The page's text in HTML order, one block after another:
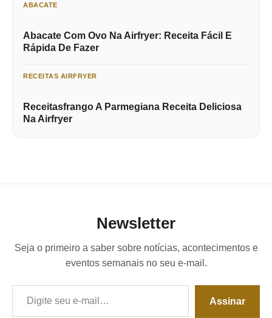
ABACATE
Abacate Com Ovo Na Airfryer: Receita Fácil E
Rápida De Fazer
RECEITAS AIRFRYER
Receitasfrango A Parmegiana Receita Deliciosa
Na Airfryer
Newsletter
Seja o primeiro a saber sobre notícias, acontecimentos e
eventos semanais no seu e-mail.
Digite seu e-mail…
Assinar